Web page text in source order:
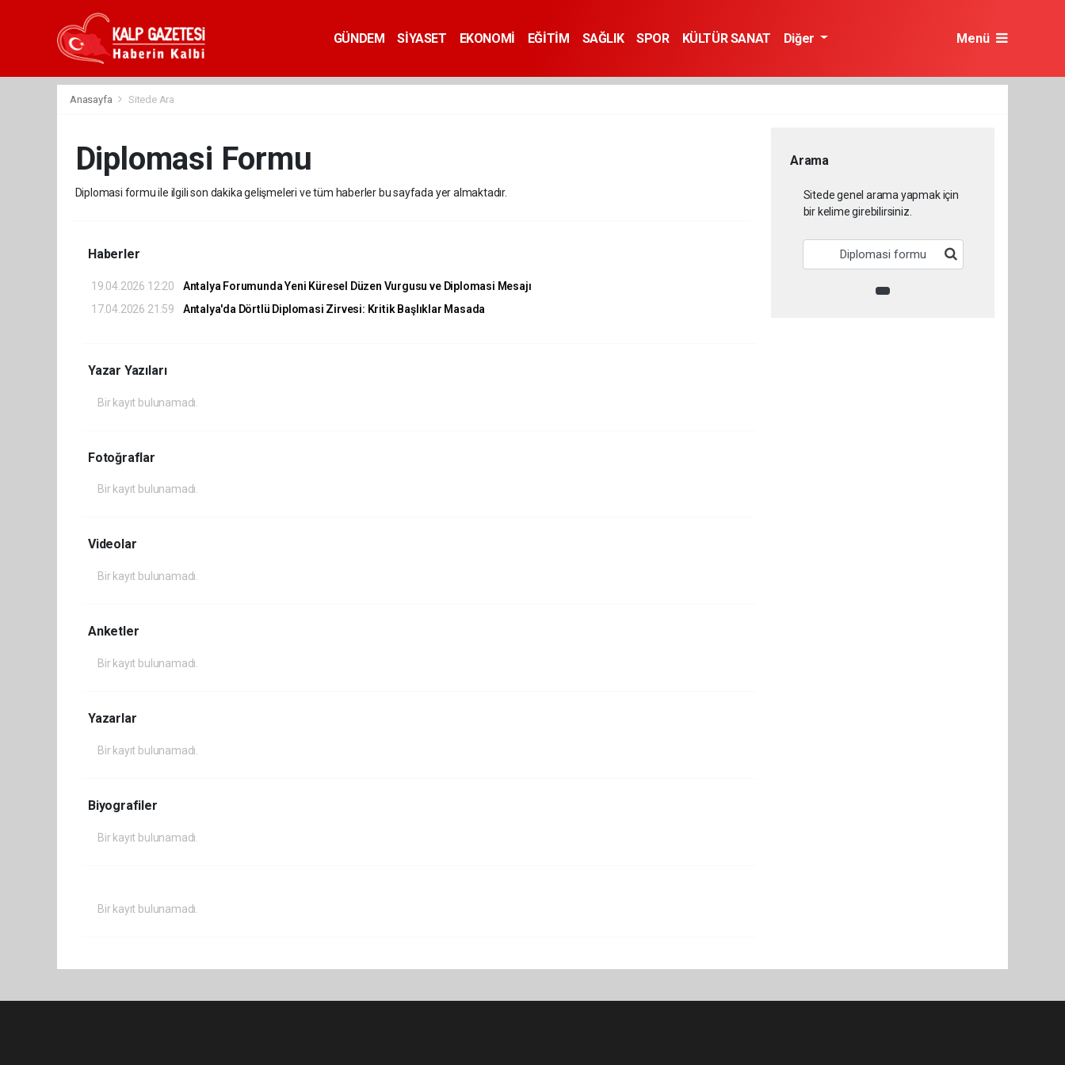
GÜNDEM SİYASET EKONOMİ EĞİTİM SAĞLIK SPOR KÜLTÜR SANAT Diğer Menü
Anasayfa Sitede Ara
Diplomasi Formu
Diplomasi formu ile ilgili son dakika gelişmeleri ve tüm haberler bu sayfada yer almaktadır.
Haberler
19.04.2026 12:20
Antalya Forumunda Yeni Küresel Düzen Vurgusu ve Diplomasi Mesajı
17.04.2026 21:59
Antalya'da Dörtlü Diplomasi Zirvesi: Kritik Başlıklar Masada
Yazar Yazıları
Bir kayıt bulunamadı.
Fotoğraflar
Bir kayıt bulunamadı.
Videolar
Bir kayıt bulunamadı.
Anketler
Bir kayıt bulunamadı.
Yazarlar
Bir kayıt bulunamadı.
Biyografiler
Bir kayıt bulunamadı.
Bir kayıt bulunamadı.
Arama
Sitede genel arama yapmak için
bir kelime girebilirsiniz.